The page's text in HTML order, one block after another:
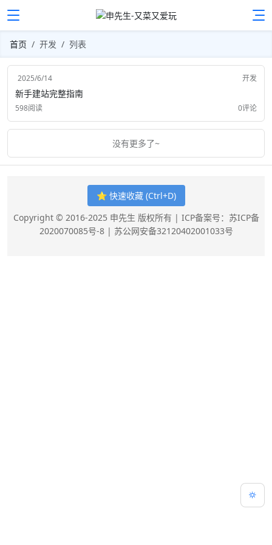
首页 开发 列表
2025/6/14 开发
新手建站完整指南
598阅读 0评论
没有更多了~
⭐ 快速收藏 (Ctrl+D)
Copyright © 2016-2025 申先生 版权所有 | ICP备案号：苏ICP备
2020070085号-8| 苏公网安备32120402001033号